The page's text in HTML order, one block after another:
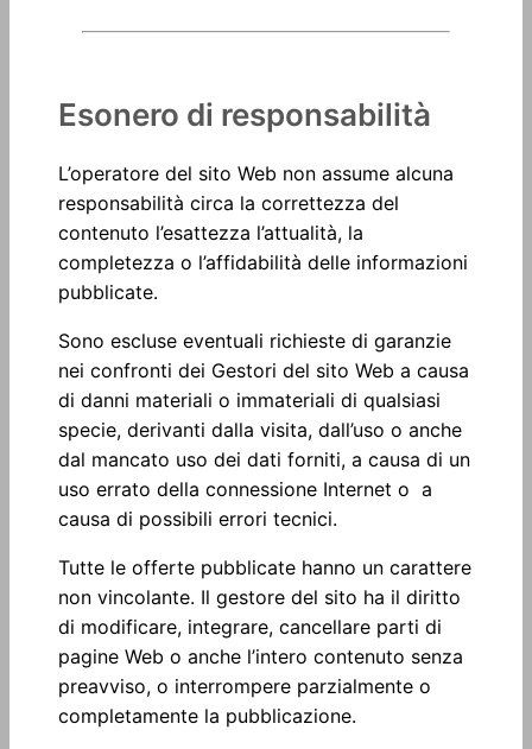
Esonero di responsabilità
L’operatore del sito Web non assume alcuna
responsabilità circa la correttezza del
contenuto l’esattezza l’attualità, la
completezza o l’affidabilità delle informazioni
pubblicate.
Sono escluse eventuali richieste di garanzie
nei confronti dei Gestori del sito Web a causa
di danni materiali o immateriali di qualsiasi
specie, derivanti dalla visita, dall’uso o anche
dal mancato uso dei dati forniti, a causa di un
uso errato della connessione Internet o a
causa di possibili errori tecnici.
Tutte le offerte pubblicate hanno un carattere
non vincolante. Il gestore del sito ha il diritto
di modificare, integrare, cancellare parti di
pagine Web o anche l’intero contenuto senza
preavviso, o interrompere parzialmente o
completamente la pubblicazione.